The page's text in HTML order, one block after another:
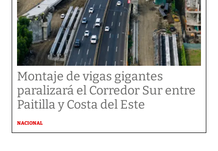
Montaje de vigas gigantes
paralizará el Corredor Sur entre
Paitilla y Costa del Este
NACIONAL